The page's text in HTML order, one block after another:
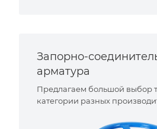
Запорно-
арматура
Предлагаем большой выбор
категории разных